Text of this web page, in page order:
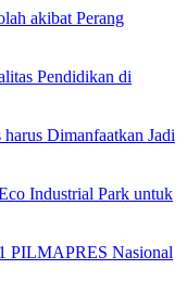
akibat Perang
Pendidikan di
harus Dimanfaatkan Jadi
Industrial Park untuk
PILMAPRES Nasional